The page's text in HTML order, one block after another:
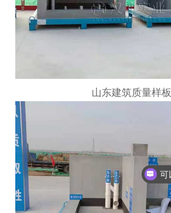
山东建筑质量样板